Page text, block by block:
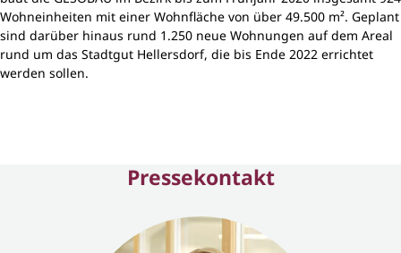
Wohneinheiten mit einer Wohnfläche von über 49.500 m². Geplant
sind darüber hinaus rund 1.250 neue Wohnungen auf dem Areal
rund um das Stadtgut Hellersdorf, die bis Ende 2022 errichtet
werden sollen.
Pressekontakt